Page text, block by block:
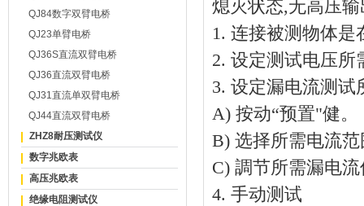
QJ84数字双臂电桥
QJ23单臂电桥
QJ36S直流双臂电桥
QJ36直流双臂电桥
QJ31直流单双臂电桥
QJ44直流双臂电桥
ZHZ8耐压测试仪
数字兆欧表
高压兆欧表
绝缘电阻测试仪
熄灭状态,无高压
1. 连接被测物体
2. 设定测试电压所
3. 设定漏电流测试
A) 按动“预置"健。
B) 选择所需电流范
C) 調节所需漏电
4. 手动测试